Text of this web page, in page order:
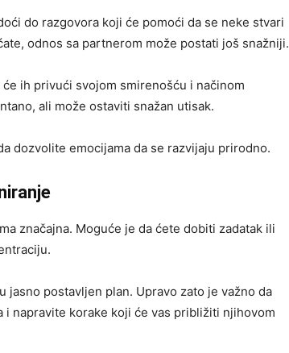
do razgovora koji će pomoći da se neke stvari
odnos sa partnerom može postati još snažniji.
ih privući svojom smirenošću i načinom
ali može ostaviti snažan utisak.
dozvolite emocijama da se razvijaju prirodno.
značajna. Moguće je da ćete dobiti zadatak ili
postavljen plan. Upravo zato je važno da
napravite korake koji će vas približiti njihovom